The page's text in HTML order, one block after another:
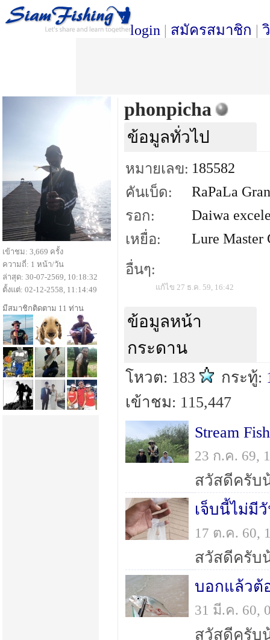
login | สมัครสมาชิก |
phonpicha
ข้อมูลทั่วไป
หมายเลข: 185582
คันเบ็ด:
RaPaLa
รอก:
Daiwa
เหยื่อ:
Lure Master
อื่นๆ:
แก้ไข 27 ธ.ค. 59, 16:42
ข้อมูลหน้า
กระดาน
โหวต: 183 กระทู้:
เข้าชม: 115,447
23 ก.ค. 69,
เจ็บนี้ไม่มี
17 ต.ค. 60,
บอกแล้วต้
31 มี.ค. 60,
เข้าชม: 3,669 ครั้ง
ความถี่: 1 หน้า/วัน
ล่าสุด: 30-07-2569, 10:18:32
ตั้งแต่: 02-12-2558, 11:14:49
มีสมาชิกติดตาม 11 ท่าน